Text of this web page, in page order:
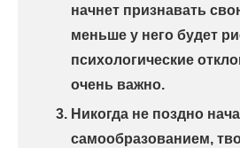
начнет признавать
меньше у него будет
психологические
очень важно.
Никогда не поздно
самообразованием,